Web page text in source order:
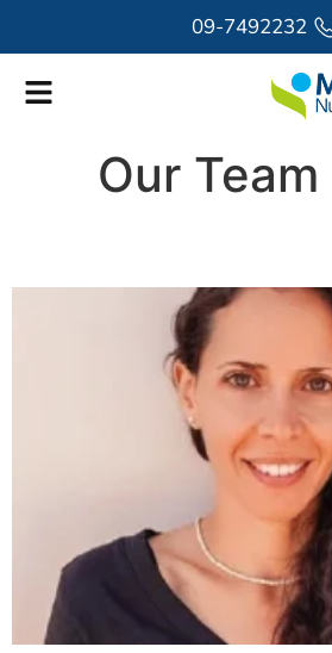
09-7492232
Our Team